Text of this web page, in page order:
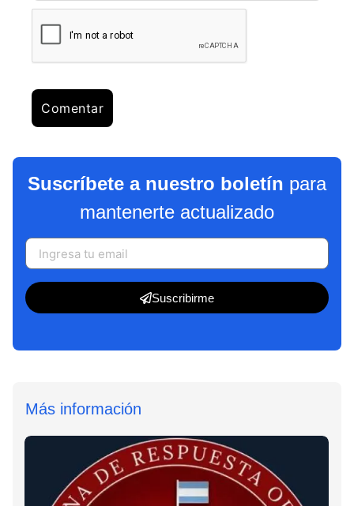
Suscríbete a nuestro boletín para
mantenerte actualizado
Suscribirme
Más información